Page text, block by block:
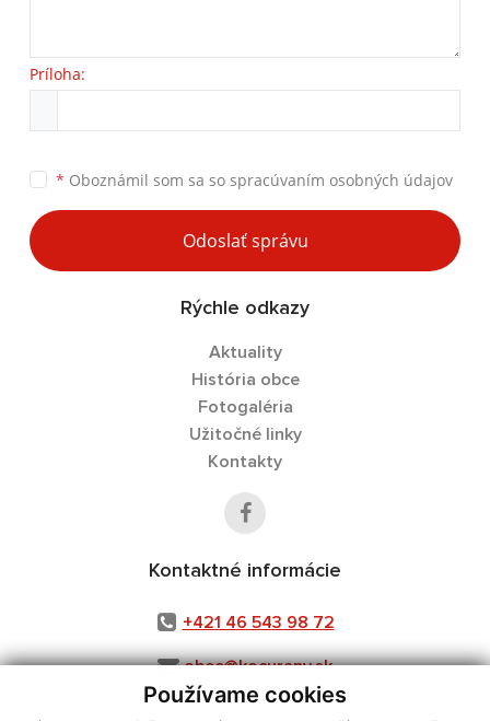
Používame cookies
Príloha:
* Oboznámil som sa so spracúvaním osobných údajov
Odoslať správu
Rýchle odkazy
Aktuality
História obce
Fotogaléria
Užitočné linky
Kontakty
Kontaktné informácie
+421 46 543 98 72
obec@kocurany.sk